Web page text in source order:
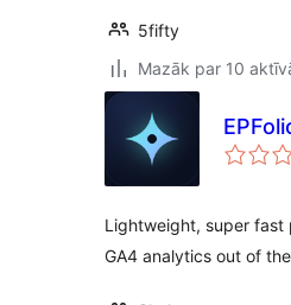
5fifty
Mazāk par 10
Lightweight, super
GA4 analytics out of